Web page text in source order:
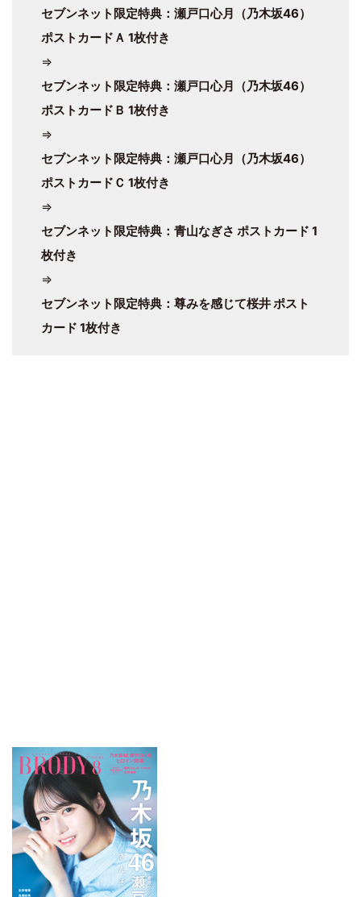
セブンネット限定特典：瀬戸口心月（乃木坂46）
ポストカードＡ 1枚付き
⇒
セブンネット限定特典：瀬戸口心月（乃木坂46）
ポストカードＢ 1枚付き
⇒
セブンネット限定特典：瀬戸口心月（乃木坂46）
ポストカードＣ 1枚付き
⇒
セブンネット限定特典：青山なぎさ ポストカード 1
枚付き
⇒
セブンネット限定特典：尊みを感じて桜井 ポスト
カード 1枚付き